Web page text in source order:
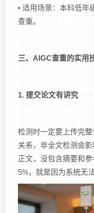
• 适用场景：本科低年
查重。
三、AIGC查重的实用
1. 提交论文有讲究
检测时一定要上传完
关系，非全文检测会
正文，没包含摘要和
5%，就是因为系统无